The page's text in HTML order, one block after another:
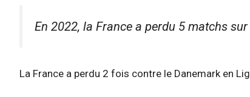
En 2022, la France a perdu 5 matchs sur
La France a perdu 2 fois contre le Danemark en